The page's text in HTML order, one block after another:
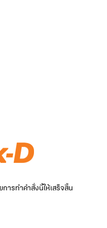
ารทำคำสั่งนี้ให้เสร็จสิ้น